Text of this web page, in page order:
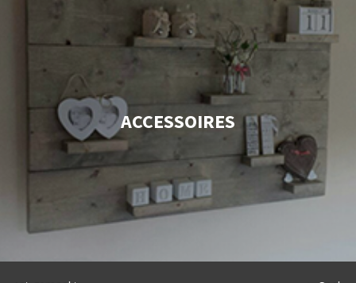
ACCESSOIRES